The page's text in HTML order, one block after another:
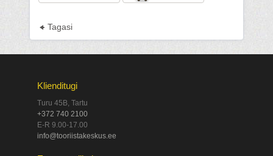
Tagasi
Klienditugi
Turu 45B, Tartu
+372 740 2100
E-R 9.00-17.00
info@tooriistakeskus.ee